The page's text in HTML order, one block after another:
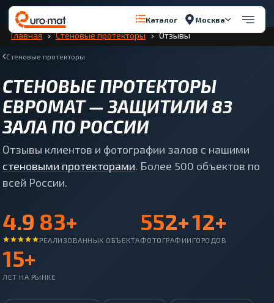
Каталог Москва
Перейти к содержимому
Главная Стеновые протекторы Отзывы
Стеновые протекторы
СТЕНОВЫЕ ПРОТЕКТОРЫ
ЕВРОМАТ — ЗАЩИТИЛИ 83
ЗАЛА ПО РОССИИ
Отзывы клиентов и фотографии залов с нашими
стеновыми протекторами. Более 500 объектов по
всей России.
4.9 83+
РЕАЛИЗОВАННЫХ ОБЪЕКТА
552+
ФОТОГРАФИИ
12+
ГОРОДОВ
15+
ЛЕТ НА РЫНКЕ